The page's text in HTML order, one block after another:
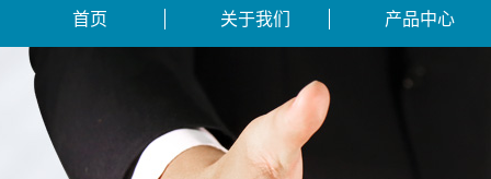
首页 关于我们 产品中心